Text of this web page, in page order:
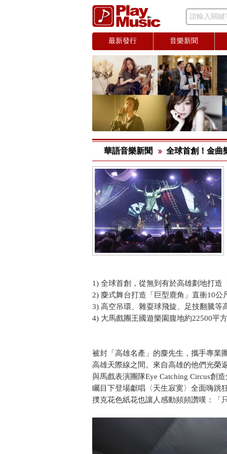
請輸入關鍵
最新發行 音樂新聞
華語音樂新聞 全球首創！金
1) 全球首創，從無到有於高雄劃地打造
2) 麋式舞台打造「巨型鹿角」直衝10公
3) 高空吊環、雜耍球飛旋、足技翻騰等
4) 大馬戲團王國遊樂園腹地約22500平
被封「高雄名產」的麋先生，攜手專業
高雄天際線之間。來自高雄的他們光榮
與馬戲表演團隊Eye Catching Circus創
矚目下登場獻唱〈天生寂寞〉全面嗨跳
撲克花色紙花也讓人感動頻頻讚嘆：「